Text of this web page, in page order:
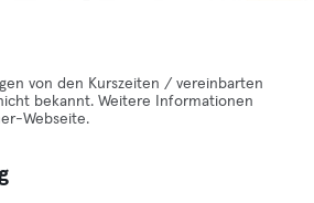
von den Kurszeiten / vereinbarten
bekannt. Weitere Informationen
Webseite.